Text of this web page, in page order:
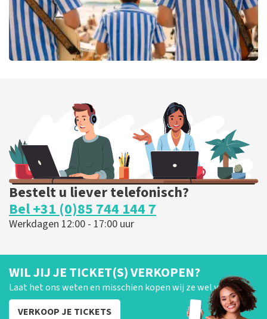
BESTEL NU
Bestelt u liever telefonisch?
Bel +31 (0)85 744 144 7
Werkdagen 12:00 - 17:00 uur
WIL JIJ JE TICKET(S) VERKOPEN?
Laat het ons weten en misschien kopen wij ze wel van je!
VERKOOP JE TICKETS